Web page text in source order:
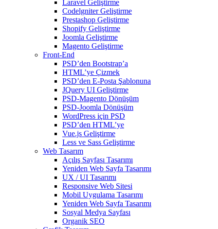
Laravel Geliştirme
Codelgniter Geliştirme
Prestashop Geliştirme
Shopify Geliştirme
Joomla Geliştirme
Magento Geliştirme
Front-End
PSD’den Bootstrap’a
HTML’ye Çizmek
PSD’den E-Posta Şablonuna
JQuery UI Geliştirme
PSD-Magento Dönüşüm
PSD-Joomla Dönüşüm
WordPress için PSD
PSD’den HTML’ye
Vue.js Geliştirme
Less ve Sass Geliştirme
Web Tasarım
Açılış Sayfası Tasarımı
Yeniden Web Sayfa Tasarımı
UX / UI Tasarımı
Responsive Web Sitesi
Mobil Uygulama Tasarımı
Yeniden Web Sayfa Tasarımı
Sosyal Medya Sayfası
Organik SEO